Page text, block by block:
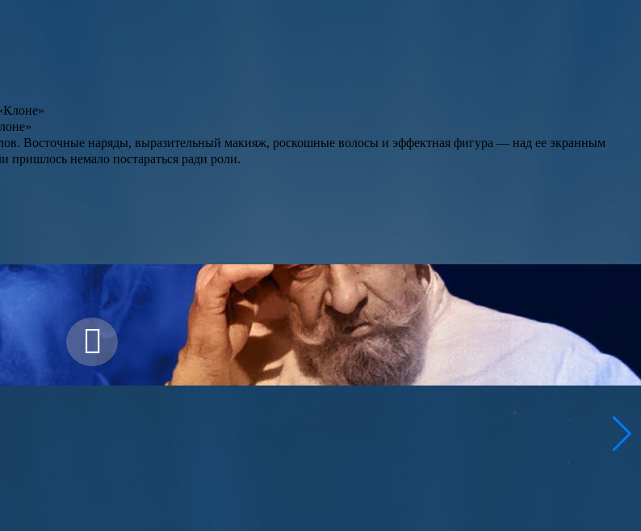
Восточные наряды, выразительный макияж, роскошные волосы и эффектная фигура — над ее экранным
пришлось немало постараться ради роли.